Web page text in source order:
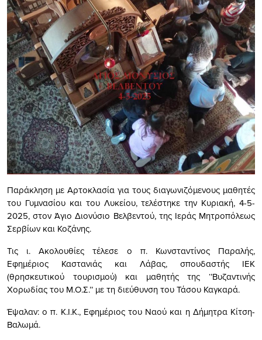
Παράκληση με Αρτοκλασία για τους διαγωνιζόμενους μαθητές
του Γυμνασίου και του Λυκείου, τελέστηκε την Κυριακή, 4-5-
2025, στον Άγιο Διονύσιο Βελβεντού, της Ιεράς Μητροπόλεως
Σερβίων και Κοζάνης.
Τις ι. Ακολουθίες τέλεσε ο π. Κωνσταντίνος Παραλής,
Εφημέριος Καστανιάς και Λάβας, σπουδαστής ΙΕΚ
(θρησκευτικού τουρισμού) και μαθητής της ‘’Βυζαντινής
Χορωδίας του Μ.Ο.Σ.’’ με τη διεύθυνση του Τάσου Καγκαρά.
Έψαλαν: ο π. Κ.Ι.Κ., Εφημέριος του Ναού και η Δήμητρα Κίτση-
Βαλωμά.